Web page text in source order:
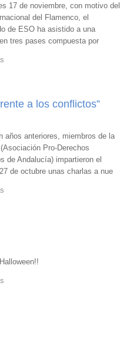
17 de noviembre, con motivo del
del Flamenco, el
de ESO ha asistido a una
tres pases compuesta por
a los conflictos”
años anteriores, miembros de la
Pro-Derechos
de Andalucía) impartieron el
de octubre unas charlas a nue